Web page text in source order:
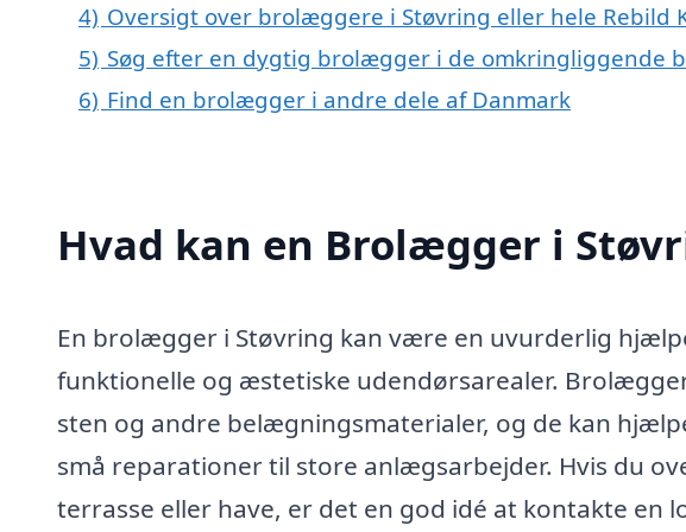
4) Oversigt over brolæggere i Støvring eller hele Rebild
5) Søg efter en dygtig brolægger i de omkringliggende
6) Find en brolægger i andre dele af Danmark
Hvad kan en Brolægger i
En brolægger i Støvring kan være en uvurderlig
funktionelle og æstetiske udendørsarealer.
sten og andre belægningsmaterialer, og de kan
små reparationer til store anlægsarbejder. Hvis du
terrasse eller have, er det en god idé at kontakte en